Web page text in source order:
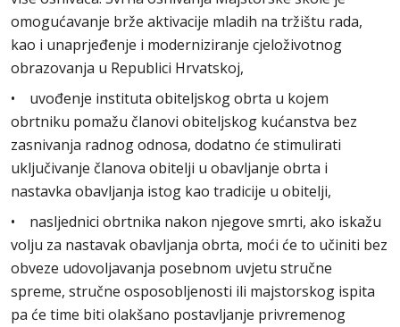
omogućavanje brže aktivacije mladih na tržištu rada,
kao i unaprjeđenje i moderniziranje cjeloživotnog
obrazovanja u Republici Hrvatskoj,
• uvođenje instituta obiteljskog obrta u kojem
obrtniku pomažu članovi obiteljskog kućanstva bez
zasnivanja radnog odnosa, dodatno će stimulirati
uključivanje članova obitelji u obavljanje obrta i
nastavka obavljanja istog kao tradicije u obitelji,
• nasljednici obrtnika nakon njegove smrti, ako iskažu
volju za nastavak obavljanja obrta, moći će to učiniti bez
obveze udovoljavanja posebnom uvjetu stručne
spreme, stručne osposobljenosti ili majstorskog ispita
pa će time biti olakšano postavljanje privremenog